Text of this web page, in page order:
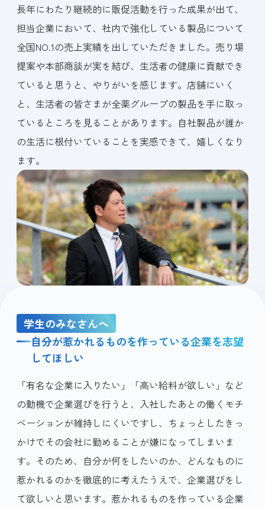
長年にわたり継続的に販促活動を行った成果が出て、
担当企業において、社内で強化している製品について
全国NO.1の売上実績を出していただきました。売り場
提案や本部商談が実を結び、生活者の健康に貢献でき
ていると思うと、やりがいを感じます。店舗にいく
と、生活者の皆さまが全薬グループの製品を手に取っ
ているところを見ることがあります。自社製品が誰か
の生活に根付いていることを実感できて、嬉しくなり
ます。
学生のみなさんへ
自分が惹かれるものを作っている企業を志望
してほしい
「有名な企業に入りたい」「高い給料が欲しい」など
の動機で企業選びを行うと、入社したあとの働くモチ
ベーションが維持しにくいですし、ちょっとしたきっ
かけでその会社に勤めることが嫌になってしまいま
す。そのため、自分が何をしたいのか、どんなものに
惹かれるのかを徹底的に考えたうえで、企業選びをし
て欲しいと思います。惹かれるものを作っている企業